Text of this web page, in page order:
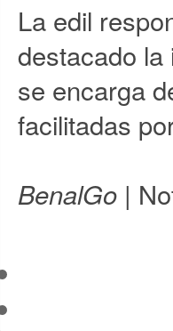
La edil
destacado
se encarga
facilitadas
BenalGo |